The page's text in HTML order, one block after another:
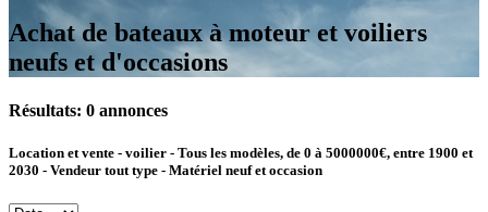
Achat de bateaux à moteur et voiliers
neufs et d'occasions
Résultats: 0 annonces
Location et vente - voilier - Tous les modèles, de 0 à 5000000€, entre 1900 et
2030 - Vendeur tout type - Matériel neuf et occasion